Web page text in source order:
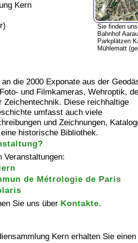
Sie finden
Bahnhof
Parkplätzen
Mühlematt
Kern
die 2000 Exponate aus der
und Filmkameras, Wehroptik,
Zeichentechnik. Diese reichhaltige
umfasst auch viele
und Zeichnungen,
historische Bibliothek.
Veranstaltungen:
de Métrologie de Paris
Sie uns über Kontakte.
Kern erhalten Sie einen